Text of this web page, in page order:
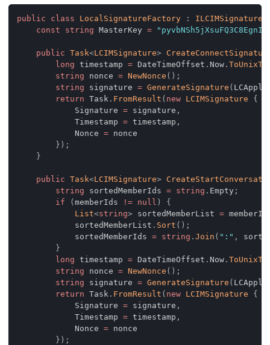
public class LocalSignatureFactory :
const
string MasterKey =
public Task<LCIMSignature>
long timestamp = DateTimeOffset . Now .
string nonce = NewNonce ( ) ;
string signature = GenerateSignature (
return Task . FromResult ( new LCIMSignature
{
            Signature
= signature ,
            Timestamp
= timestamp ,
            Nonce
= nonce
} ) ;
}
public Task<LCIMSignature>
string sortedMemberIds = string . Empty ;
if
( memberIds != null )
{
List<string> sortedMemberList =
            sortedMemberList
. Sort ( ) ;
            sortedMemberIds
= string . Join ( ":" ,
}
long timestamp = DateTimeOffset . Now .
string nonce = NewNonce ( ) ;
string signature = GenerateSignature (
return Task . FromResult ( new LCIMSignature
{
            Signature
= signature ,
            Timestamp
= timestamp ,
            Nonce
= nonce
} ) ;